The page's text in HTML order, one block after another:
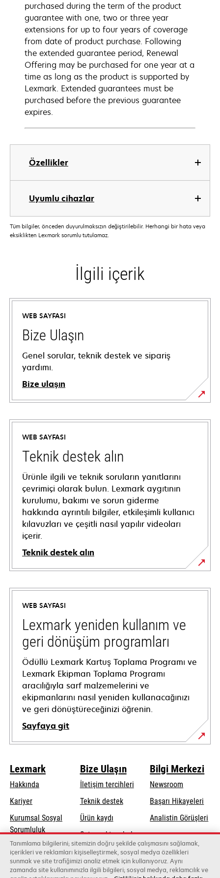
Özellikler
Uyumlu cihazlar
purchased during the term of the product
guarantee with one, two or three year
extensions for up to four years of coverage
from date of product purchase. Following
the extended guarantee period, Renewal
Offering may be purchased for one year at a
time as long as the product is supported by
Lexmark. Extended guarantees must be
purchased before the previous guarantee
expires.
Tüm bilgiler, önceden duyurulmaksızın değiştirilebilir. Herhangi bir hata veya
eksiklikten Lexmark sorumlu tutulamaz.
İlgili içerik
WEB SAYFASI
Bize Ulaşın
Genel sorular, teknik destek ve sipariş
yardımı.
Bize ulaşın
WEB SAYFASI
Teknik destek alın
Ürünle ilgili ve teknik soruların yanıtlarını
çevrimiçi olarak bulun. Lexmark aygıtının
kurulumu, bakımı ve sorun giderme
hakkında ayrıntılı bilgiler, etkileşimli kullanıcı
kılavuzları ve çeşitli nasıl yapılır videoları
içerir.
Teknik destek alın
opens
in
new
tab
WEB SAYFASI
Lexmark yeniden kullanım ve
geri dönüşüm programları
Ödüllü Lexmark Kartuş Toplama Programı ve
Lexmark Ekipman Toplama Programı
aracılığıyla sarf malzemelerini ve
ekipmanlarını nasıl yeniden kullanacağınızı
ve geri dönüştüreceğinizi öğrenin.
Sayfaya git
Lexmark
Hakkında
Kariyer
Kurumsal Sosyal
Sorumlulukopens
in
a
new
Sürdürülebilirlik
Bize Ulaşın
İletişim tercihleri
Teknik destekopens
new
tab
Ürün kaydı
Satış noktası bul
Toptancıların
listesi
Bilgi Merkezi
Newsroom
Başarı Hikayeleri
Analistin Görüşleri
Tanımlama bilgilerini; sitemizin doğru şekilde çalışmasını sağlamak,
içerikleri ve reklamları kişiselleştirmek, sosyal medya özellikleri
sunmak ve site trafiğimizi analiz etmek için kullanıyoruz. Aynı
zamanda site kullanımınızla ilgili bilgileri; sosyal medya, reklamcılık ve